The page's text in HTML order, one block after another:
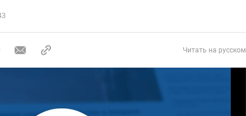
Читать на русском